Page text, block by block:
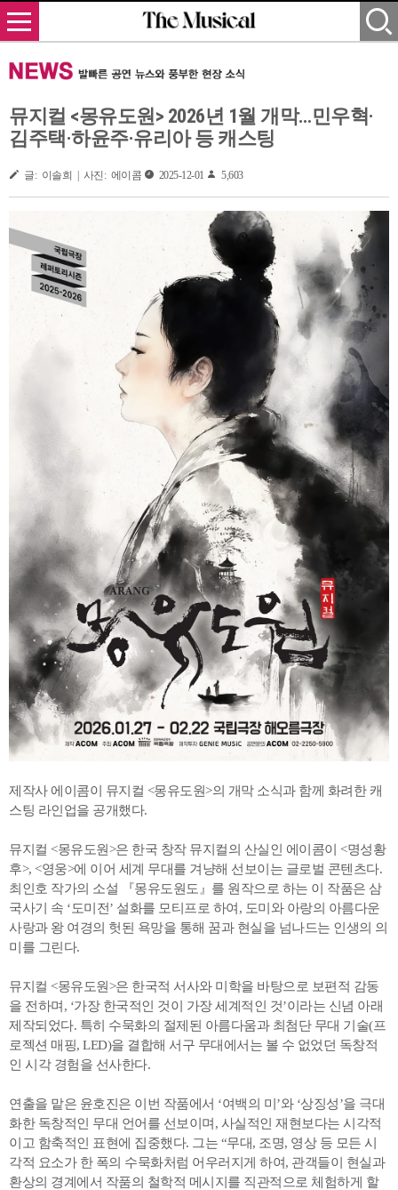
뮤지컬 <몽유도원> 2026년 1월 개막…민우혁·
김주택·하윤주·유리아 등 캐스팅
글: 이솔희 | 사진: 에이콤 2025-12-01 5,603
제작사 에이콤이 뮤지컬 <몽유도원>의 개막 소식과 함께 화려한 캐
스팅 라인업을 공개했다.
뮤지컬 <몽유도원>은 한국 창작 뮤지컬의 산실인 에이콤이 <명성황
후>, <영웅>에 이어 세계 무대를 겨냥해 선보이는 글로벌 콘텐츠다.
최인호 작가의 소설 『몽유도원도』를 원작으로 하는 이 작품은 삼
국사기 속 ‘도미전’ 설화를 모티프로 하여, 도미와 아랑의 아름다운
사랑과 왕 여경의 헛된 욕망을 통해 꿈과 현실을 넘나드는 인생의 의
미를 그린다.
뮤지컬 <몽유도원>은 한국적 서사와 미학을 바탕으로 보편적 감동
을 전하며, ‘가장 한국적인 것이 가장 세계적인 것’이라는 신념 아래
제작되었다. 특히 수묵화의 절제된 아름다움과 최첨단 무대 기술(프
로젝션 매핑, LED)을 결합해 서구 무대에서는 볼 수 없었던 독창적
인 시각 경험을 선사한다.
연출을 맡은 윤호진은 이번 작품에서 ‘여백의 미’와 ‘상징성’을 극대
화한 독창적인 무대 언어를 선보이며, 사실적인 재현보다는 시각적
이고 함축적인 표현에 집중했다. 그는 “무대, 조명, 영상 등 모든 시
각적 요소가 한 폭의 수묵화처럼 어우러지게 하여, 관객들이 현실과
환상의 경계에서 작품의 철학적 메시지를 직관적으로 체험하게 할